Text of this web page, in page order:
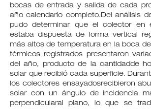
bocas de entrada y salida de cada
año calendario completo.Del análisis
pudo determinar que el colector en
estaba dispuesta de forma vertical
más altos de temperatura en la boca
térmicos registrados presentaron
del año, producto de la cantidadde
solar que recibió cada superficie.
los colectores ensayadosrecibieron
solar con un ángulo de incidencia
perpendicularal plano, lo que se